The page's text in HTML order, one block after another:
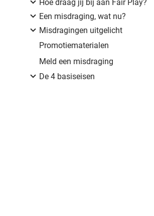
Hoe draag jij bij aan Fair Play?
Een misdraging, wat nu?
Misdragingen uitgelicht
Promotiematerialen
Meld een misdraging
De 4 basiseisen